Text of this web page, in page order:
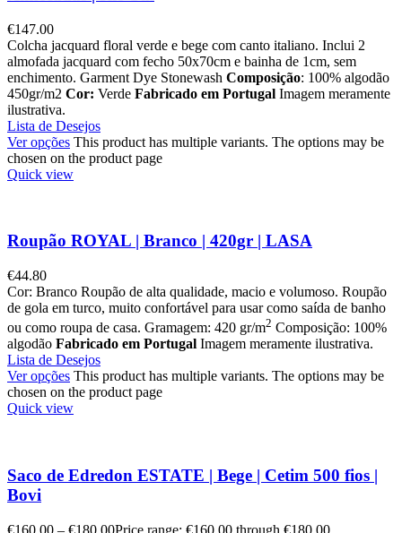
€147.00
Colcha jacquard floral verde e bege com canto italiano. Inclui 2
almofada jacquard com fecho 50x70cm e bainha de 1cm, sem
enchimento. Garment Dye Stonewash Composição: 100% algodão
450gr/m2 Cor: Verde Fabricado em Portugal Imagem meramente
ilustrativa.
Lista de Desejos
Ver opções This product has multiple variants. The options may be
chosen on the product page
Quick view
Roupão ROYAL | Branco | 420gr | LASA
€44.80
Cor: Branco Roupão de alta qualidade, macio e volumoso. Roupão
de gola em turco, muito confortável para usar como saída de banho
ou como roupa de casa. Gramagem: 420 gr/m2 Composição: 100%
algodão Fabricado em Portugal Imagem meramente ilustrativa.
Lista de Desejos
Ver opções This product has multiple variants. The options may be
chosen on the product page
Quick view
Saco de Edredon ESTATE | Bege | Cetim 500 fios |
Bovi
€160.00 – €180.00Price range: €160.00 through €180.00